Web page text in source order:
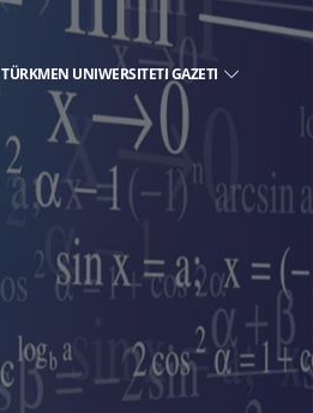
TÜRKMEN UNIWERSITETI GAZETI